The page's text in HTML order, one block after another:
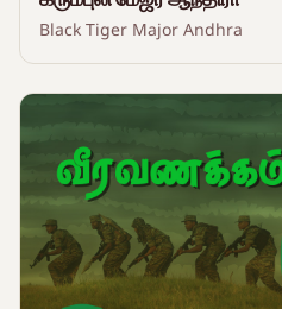
Black Tiger Major Andhra